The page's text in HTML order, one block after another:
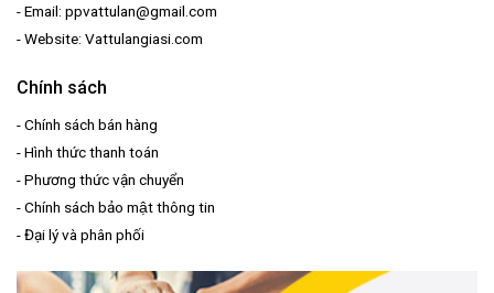
- Email: ppvattulan@gmail.com
- Website: Vattulangiasi.com
Chính sách
-Chính sách bán hàng
-Hình thức thanh toán
-Phương thức vận chuyển
-Chính sách bảo mật thông tin
-Đại lý và phân phối